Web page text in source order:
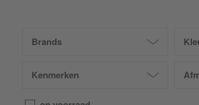
Brands
Kenmerken